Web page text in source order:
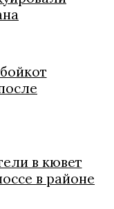
в кювет
в районе